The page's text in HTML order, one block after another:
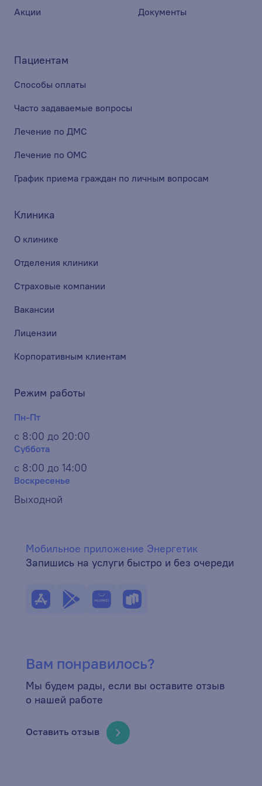
Акции Документы
Пациентам
Способы оплаты
Часто задаваемые вопросы
Лечение по ДМС
Лечение по ОМС
График приема граждан по личным вопросам
Клиника
О клинике
Отделения клиники
Страховые компании
Вакансии
Лицензии
Корпоративным клиентам
Режим работы
Пн-Пт
с 8:00 до 20:00
Суббота
с 8:00 до 14:00
Воскресенье
Выходной
Мобильное приложение Энергетик
Запишись на услуги быстро и без очереди
Вам понравилось?
Мы будем рады, если вы оставите отзыв
о нашей работе
Оставить отзыв